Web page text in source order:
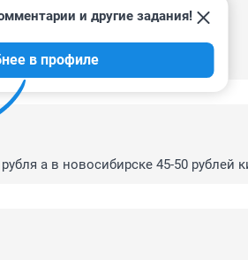
разводимых свиней.
цыганкам.
и другие задания!
в профиле
а в новосибирске 45-50 рублей